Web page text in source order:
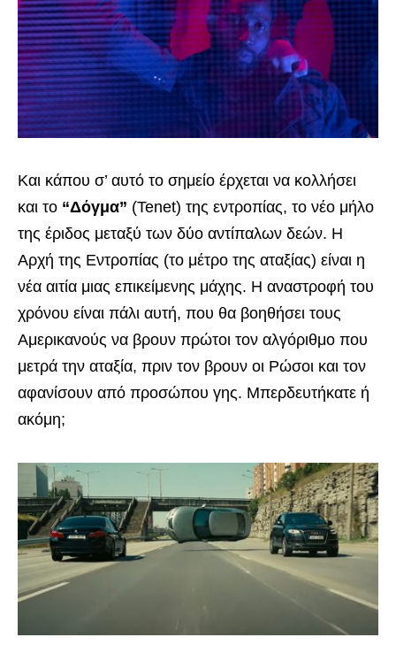
Και κάπου σ’ αυτό το σημείο έρχεται να κολλήσει
και το “Δόγμα” (Tenet) της εντροπίας, το νέο μήλο
της έριδος μεταξύ των δύο αντίπαλων δεών. Η
Αρχή της Εντροπίας (το μέτρο της αταξίας) είναι η
νέα αιτία μιας επικείμενης μάχης. Η αναστροφή του
χρόνου είναι πάλι αυτή, που θα βοηθήσει τους
Αμερικανούς να βρουν πρώτοι τον αλγόριθμο που
μετρά την αταξία, πριν τον βρουν οι Ρώσοι και τον
αφανίσουν από προσώπου γης. Μπερδευτήκατε ή
ακόμη;